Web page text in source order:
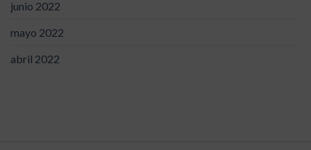
junio 2022
mayo 2022
abril 2022